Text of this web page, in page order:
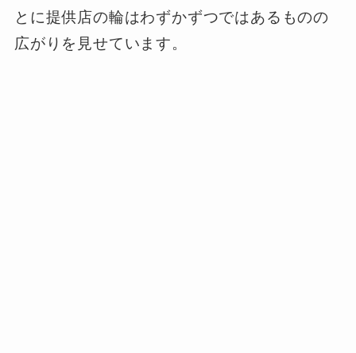
とに提供店の輪はわずかずつではあるものの
広がりを見せています。